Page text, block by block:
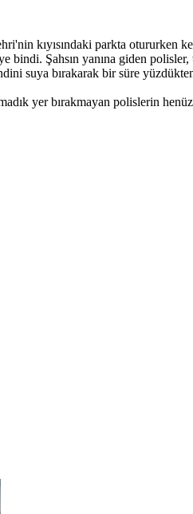
kıyısındaki parkta otururken
bindi. Şahsın yanına giden
suya bırakarak bir süre yüzdükten
yer bırakmayan polislerin henüz